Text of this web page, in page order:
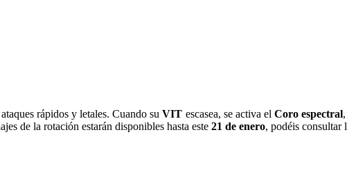
rápidos y letales. Cuando suVIT escasea, se activa elCoro espectral
de la rotación estarán disponibles hasta este 21 de enero, podéis consultar